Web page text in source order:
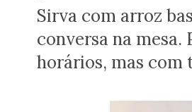
Sirva com arroz
conversa na mesa.
horários, mas com